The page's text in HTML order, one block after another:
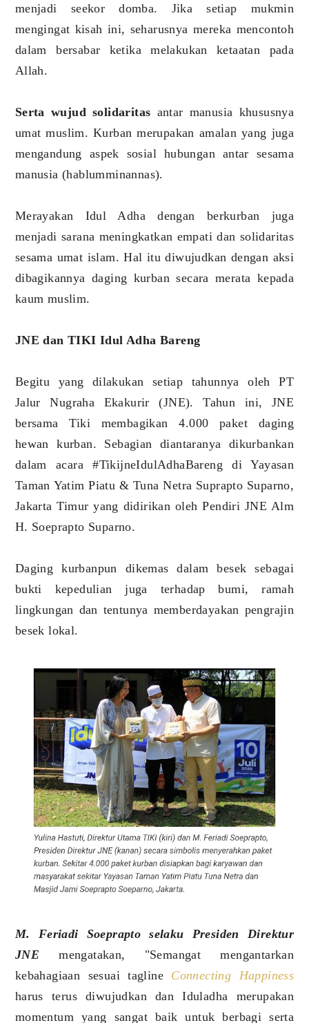
menjadi seekor domba. Jika setiap mukmin
mengingat kisah ini, seharusnya mereka mencontoh
dalam bersabar ketika melakukan ketaatan pada
Allah.
Serta wujud solidaritas antar manusia khususnya
umat muslim. Kurban merupakan amalan yang juga
mengandung aspek sosial hubungan antar sesama
manusia (hablumminannas).
Merayakan Idul Adha dengan berkurban juga
menjadi sarana meningkatkan empati dan solidaritas
sesama umat islam. Hal itu diwujudkan dengan aksi
dibagikannya daging kurban secara merata kepada
kaum muslim.
JNE dan TIKI Idul Adha Bareng
Begitu yang dilakukan setiap tahunnya oleh PT
Jalur Nugraha Ekakurir (JNE). Tahun ini, JNE
bersama Tiki membagikan 4.000 paket daging
hewan kurban. Sebagian diantaranya dikurbankan
dalam acara #TikijneIdulAdhaBareng di Yayasan
Taman Yatim Piatu & Tuna Netra Suprapto Suparno,
Jakarta Timur yang didirikan oleh Pendiri JNE Alm
H. Soeprapto Suparno.
Daging kurbanpun dikemas dalam besek sebagai
bukti kepedulian juga terhadap bumi, ramah
lingkungan dan tentunya memberdayakan pengrajin
besek lokal.
M. Feriadi Soeprapto selaku Presiden Direktur
JNE mengatakan, "Semangat mengantarkan
kebahagiaan sesuai tagline Connecting Happiness
harus terus diwujudkan dan Iduladha merupakan
momentum yang sangat baik untuk berbagi serta